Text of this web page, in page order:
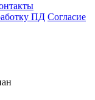
ПД Согласие